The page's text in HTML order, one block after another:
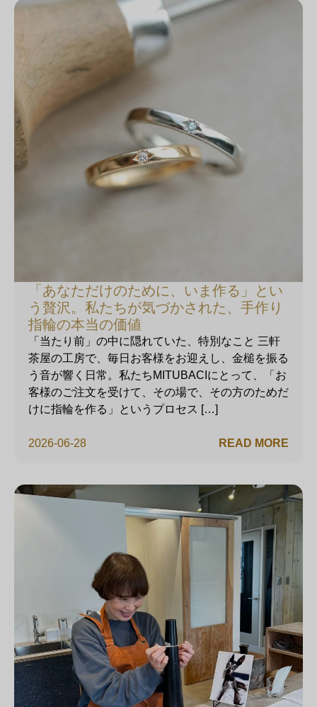
「あなただけのために、いま作る」とい
う贅沢。私たちが気づかされた、手作り
指輪の本当の価値
2026-06-28
「当たり前」の中に隠れていた、特別なこと 三軒
茶屋の工房で、毎日お客様をお迎えし、金槌を振る
う音が響く日常。私たちMITUBACIにとって、「お
客様のご注文を受けて、その場で、その方のためだ
けに指輪を作る」というプロセス […]
READ MORE